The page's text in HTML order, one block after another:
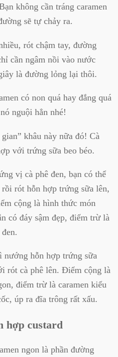
không cần tráng caramen
sẽ tự chảy ra.
rót chậm tay, đường
cần ngâm nồi vào nước
là đường lỏng lại thôi.
có non quá hay đắng quá
nguội hẳn nhé!
khâu này nữa đó! Cà
với trứng sữa beo béo.
vị cà phê đen, bạn có thể
rót hỗn hợp trứng sữa lên,
cộng là hình thức món
có đáy sậm đẹp, điểm trừ là
nướng hỗn hợp trứng sữa
rót cà phê lên. Điểm cộng là
điểm trừ là caramen kiểu
úp ra đĩa trông rất xấu.
hợp custard
ngon là phần đường